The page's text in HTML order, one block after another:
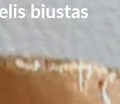
biustas